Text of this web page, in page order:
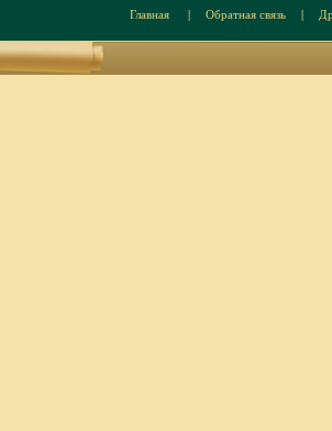
Главная| Обратная связь|